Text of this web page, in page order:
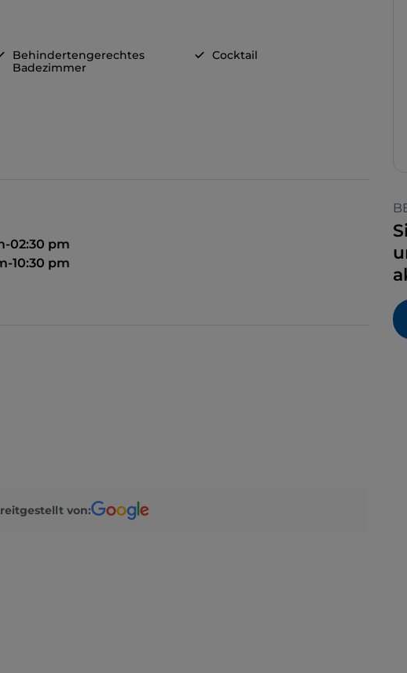
Behindertengerechtes
Badezimmer
Cocktail
02:30 pm
10:30 pm
von: